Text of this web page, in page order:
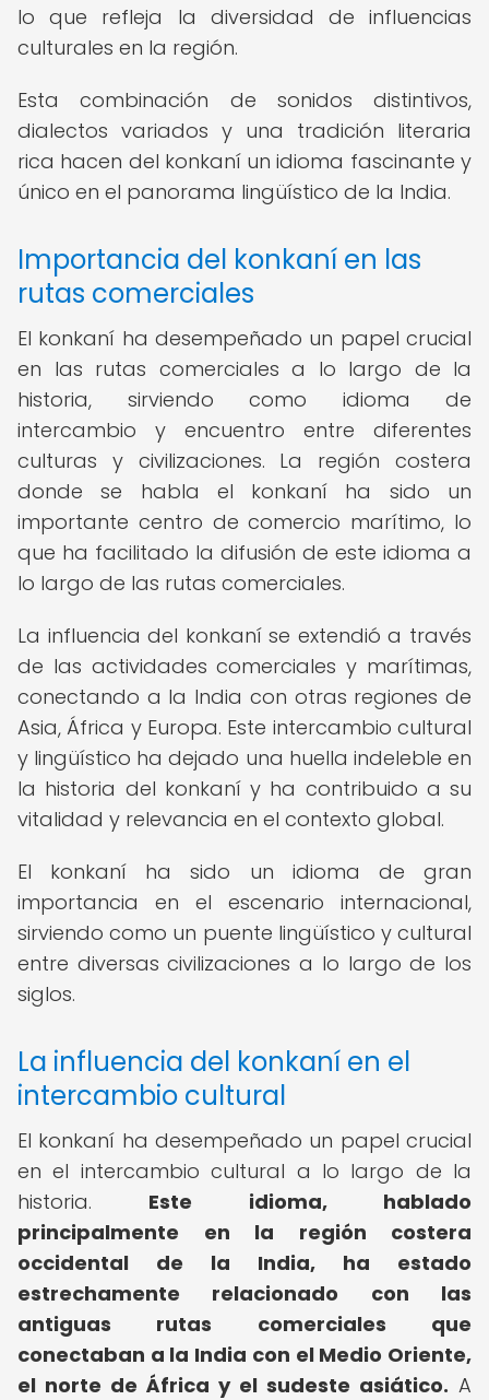
lo que refleja la diversidad de influencias
culturales en la región.
Esta combinación de sonidos distintivos,
dialectos variados y una tradición literaria
rica hacen del konkaní un idioma fascinante y
único en el panorama lingüístico de la India.
Importancia del konkaní en las
rutas comerciales
El konkaní ha desempeñado un papel crucial
en las rutas comerciales a lo largo de la
historia, sirviendo como idioma de
intercambio y encuentro entre diferentes
culturas y civilizaciones. La región costera
donde se habla el konkaní ha sido un
importante centro de comercio marítimo, lo
que ha facilitado la difusión de este idioma a
lo largo de las rutas comerciales.
La influencia del konkaní se extendió a través
de las actividades comerciales y marítimas,
conectando a la India con otras regiones de
Asia, África y Europa. Este intercambio cultural
y lingüístico ha dejado una huella indeleble en
la historia del konkaní y ha contribuido a su
vitalidad y relevancia en el contexto global.
El konkaní ha sido un idioma de gran
importancia en el escenario internacional,
sirviendo como un puente lingüístico y cultural
entre diversas civilizaciones a lo largo de los
siglos.
La influencia del konkaní en el
intercambio cultural
El konkaní ha desempeñado un papel crucial
en el intercambio cultural a lo largo de la
historia. Este idioma, hablado
principalmente en la región costera
occidental de la India, ha estado
estrechamente relacionado con las
antiguas rutas comerciales que
conectaban a la India con el Medio Oriente,
el norte de África y el sudeste asiático. A